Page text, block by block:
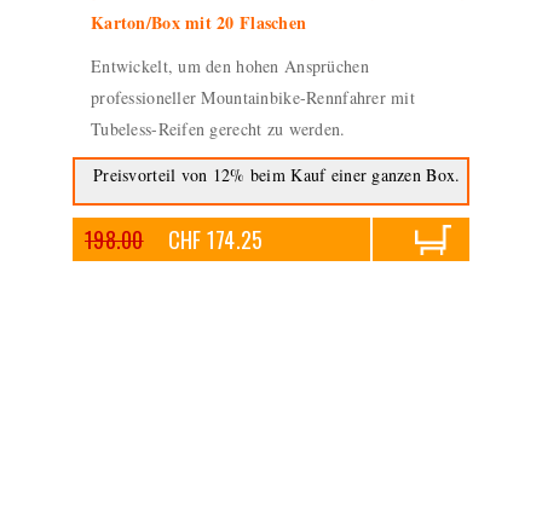
Karton/Box mit 20 Flaschen
Entwickelt, um den hohen Ansprüchen
professioneller Mountainbike-Rennfahrer mit
Tubeless-Reifen gerecht zu werden.
Preisvorteil von 12% beim Kauf einer ganzen Box.
198.00 CHF 174.25